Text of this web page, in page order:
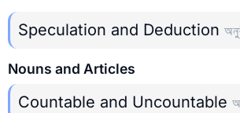
Speculation and Deduction
Nouns and Articles
Countable and Uncountable